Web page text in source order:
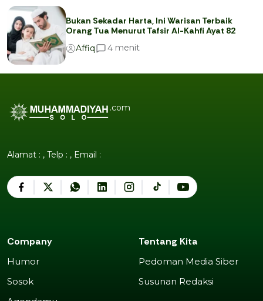
Bukan Sekadar Harta, Ini Warisan Terbaik
Orang Tua Menurut Tafsir Al-Kahfi Ayat 82
Affiq
4 menit
.com
Alamat : , Telp : , Email :
Company
Humor
Sosok
Tentang Kita
Pedoman Media Siber
Susunan Redaksi